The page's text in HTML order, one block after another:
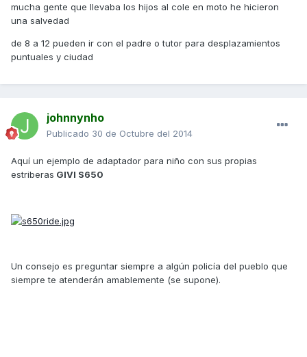
mucha gente que llevaba los hijos al cole en moto he hicieron
una salvedad
de 8 a 12 pueden ir con el padre o tutor para desplazamientos
puntuales y ciudad
johnnynho
Publicado 30 de Octubre del 2014
Aquí un ejemplo de adaptador para niño con sus propias
estriberas GIVI S650
Un consejo es preguntar siempre a algún policía del pueblo que
siempre te atenderán amablemente (se supone).